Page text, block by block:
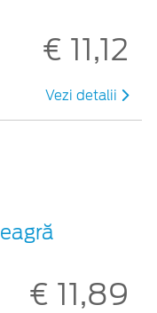
€ 11,12
Vezi detalii
€ 11,89